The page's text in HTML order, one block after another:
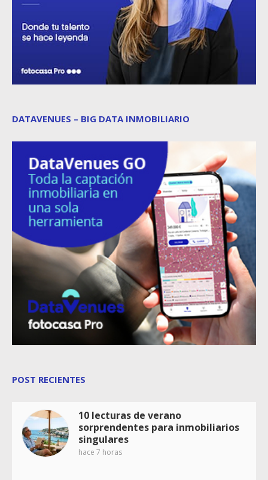
DATAVENUES – BIG DATA INMOBILIARIO
POST RECIENTES
10 lecturas de verano
sorprendentes para inmobiliarios
singulares
hace 7 horas